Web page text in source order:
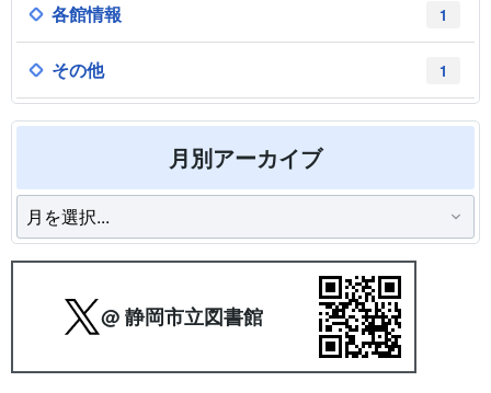
1
各館情報
1
その他
月別アーカイブ
@ 静岡市立図書館